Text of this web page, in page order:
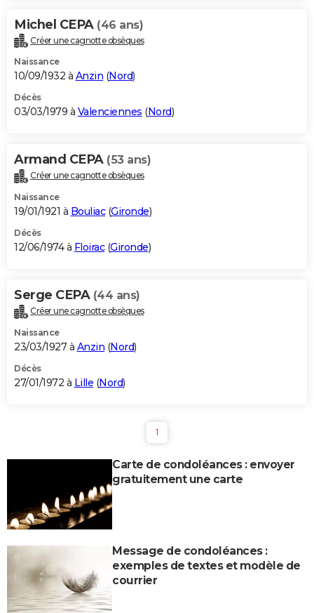
Michel CEPA (46 ans)
Créer une cagnotte obsèques
Naissance
10/09/1932 à Anzin (Nord)
Décès
03/03/1979 à Valenciennes (Nord)
Armand CEPA (53 ans)
Créer une cagnotte obsèques
Naissance
19/01/1921 à Bouliac(Gironde)
Décès
12/06/1974 à Floirac(Gironde)
Serge CEPA (44 ans)
Créer une cagnotte obsèques
Naissance
23/03/1927 à Anzin (Nord)
Décès
27/01/1972 à Lille (Nord)
1
Carte de condoléances : envoyer
gratuitement une carte
Message de condoléances :
exemples de textes et modèle de
courrier